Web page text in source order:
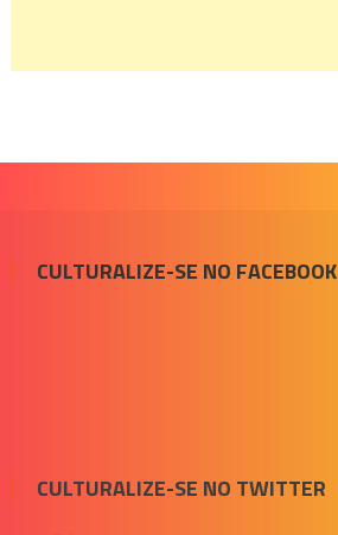
CULTURALIZE-SE NO FACEBOOK
CULTURALIZE-SE NO TWITTER